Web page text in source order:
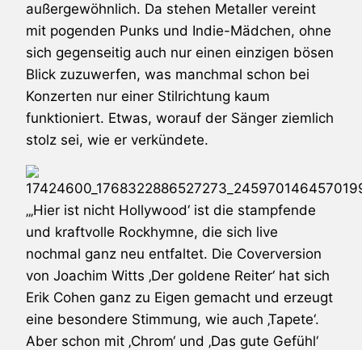
außergewöhnlich. Da stehen Metaller vereint
mit pogenden Punks und Indie-Mädchen, ohne
sich gegenseitig auch nur einen einzigen bösen
Blick zuzuwerfen, was manchmal schon bei
Konzerten nur einer Stilrichtung kaum
funktioniert. Etwas, worauf der Sänger ziemlich
stolz sei, wie er verkündete.
„‚Hier ist nicht Hollywood‘ ist die stampfende
und kraftvolle Rockhymne, die sich live
nochmal ganz neu entfaltet. Die Coverversion
von Joachim Witts ‚Der goldene Reiter‘ hat sich
Erik Cohen ganz zu Eigen gemacht und erzeugt
eine besondere Stimmung, wie auch ‚Tapete‘.
Aber schon mit ‚Chrom‘ und ‚Das gute Gefühl‘